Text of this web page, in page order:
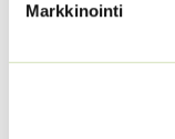
Markkinointi